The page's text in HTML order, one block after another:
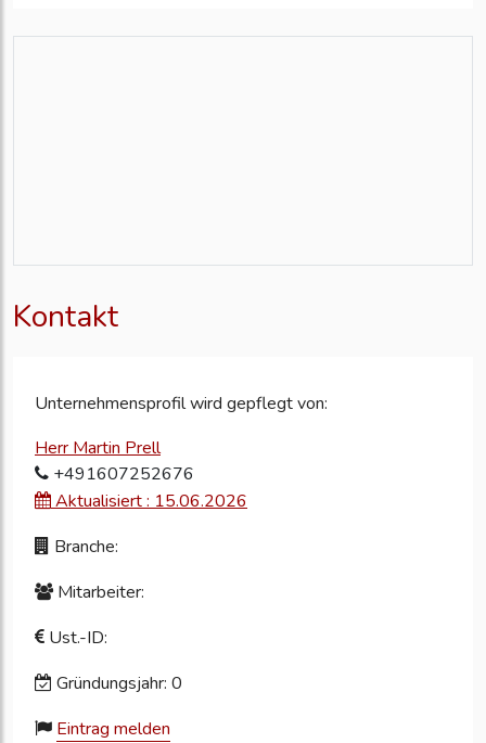
Kontakt
Unternehmensprofil wird gepflegt von:
Herr Martin Prell
+491607252676
Aktualisiert : 15.06.2026
Branche:
Mitarbeiter:
Ust.-ID:
Gründungsjahr: 0
Eintrag melden